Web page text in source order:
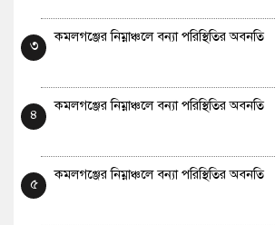
৩
কমলগঞ্জের নিম্নাঞ্চলে বন্যা পরিস্থিতির অবনতি
৪
কমলগঞ্জের নিম্নাঞ্চলে বন্যা পরিস্থিতির অবনতি
৫
কমলগঞ্জের নিম্নাঞ্চলে বন্যা পরিস্থিতির অবনতি